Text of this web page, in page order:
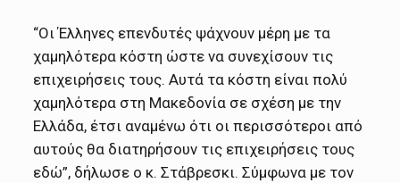
“Οι Έλληνες επενδυτές ψάχνουν μέρη με τα
χαμηλότερα κόστη ώστε να συνεχίσουν τις
επιχειρήσεις τους. Αυτά τα κόστη είναι πολύ
χαμηλότερα στη Μακεδονία σε σχέση με την
Ελλάδα, έτσι αναμένω ότι οι περισσότεροι από
αυτούς θα διατηρήσουν τις επιχειρήσεις τους
εδώ”, δήλωσε ο κ. Στάβρεσκι. Σύμφωνα με τον